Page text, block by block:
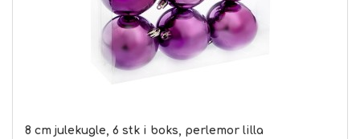
8 cm julekugle, 6 stk i boks, perlemor lilla